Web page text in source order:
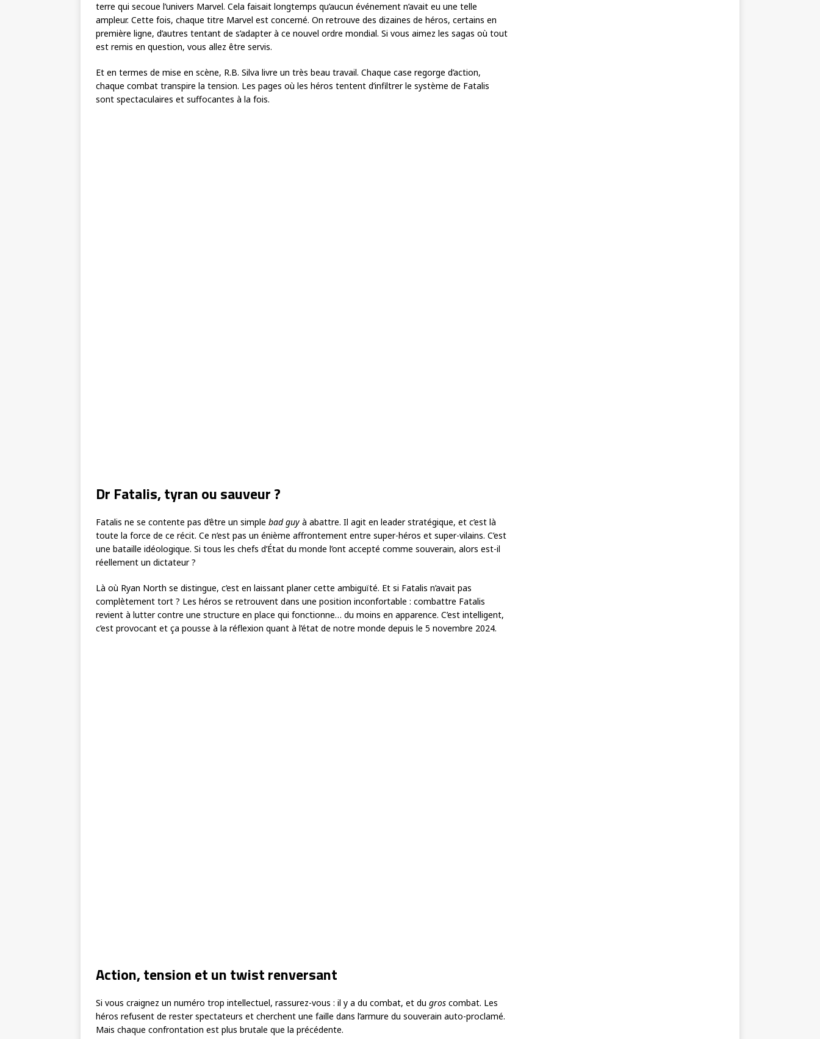
terre qui secoue l’univers Marvel. Cela faisait longtemps qu’aucun événement n’avait eu une telle
ampleur. Cette fois, chaque titre Marvel est concerné. On retrouve des dizaines de héros, certains en
première ligne, d’autres tentant de s’adapter à ce nouvel ordre mondial. Si vous aimez les sagas où tout
est remis en question, vous allez être servis.
Et en termes de mise en scène, R.B. Silva livre un très beau travail. Chaque case regorge d’action,
chaque combat transpire la tension. Les pages où les héros tentent d’infiltrer le système de Fatalis
sont spectaculaires et suffocantes à la fois.
Dr Fatalis, tyran ou sauveur ?
Fatalis ne se contente pas d’être un simple bad guy à abattre. Il agit en leader stratégique, et c’est là
toute la force de ce récit. Ce n’est pas un énième affrontement entre super-héros et super-vilains. C’est
une bataille idéologique. Si tous les chefs d’État du monde l’ont accepté comme souverain, alors est-il
réellement un dictateur ?
Là où Ryan North se distingue, c’est en laissant planer cette ambiguïté. Et si Fatalis n’avait pas
complètement tort ? Les héros se retrouvent dans une position inconfortable : combattre Fatalis
revient à lutter contre une structure en place qui fonctionne… du moins en apparence. C’est intelligent,
c’est provocant et ça pousse à la réflexion quant à l’état de notre monde depuis le 5 novembre 2024.
Action, tension et un twist renversant
Si vous craignez un numéro trop intellectuel, rassurez-vous : il y a du combat, et du gros combat. Les
héros refusent de rester spectateurs et cherchent une faille dans l’armure du souverain auto-proclamé.
Mais chaque confrontation est plus brutale que la précédente.